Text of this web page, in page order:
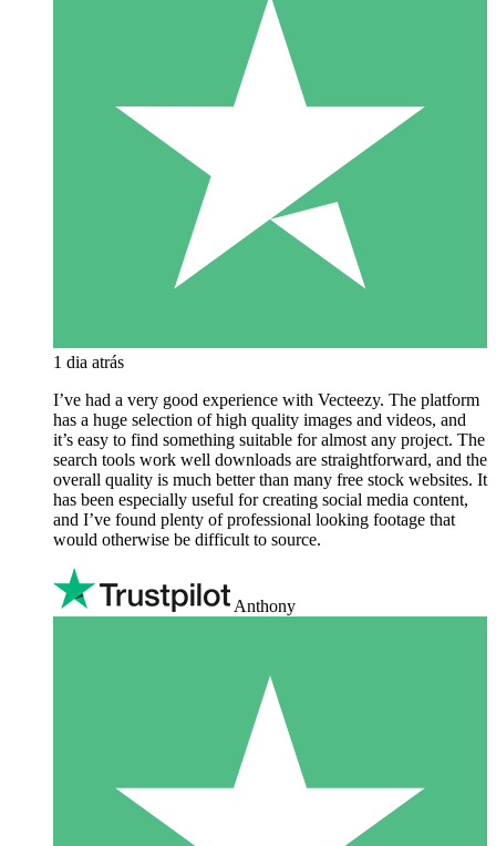
1 dia atrás
I’ve had a very good experience with Vecteezy. The platform
has a huge selection of high quality images and videos, and
it’s easy to find something suitable for almost any project. The
search tools work well downloads are straightforward, and the
overall quality is much better than many free stock websites. It
has been especially useful for creating social media content,
and I’ve found plenty of professional looking footage that
would otherwise be difficult to source.
Anthony